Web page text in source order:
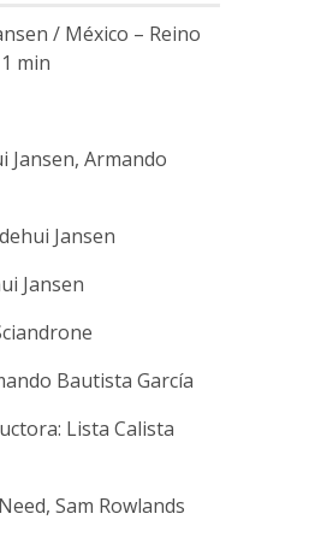
/ México – Reino
min
Jansen, Armando
Jansen
Jansen
Bautista García
Lista Calista
Sam Rowlands